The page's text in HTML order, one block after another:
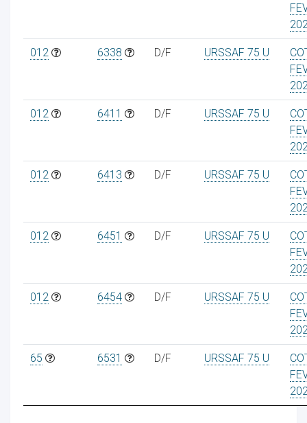
012 6338 D/F URSSAF 75 U
012 6411 D/F URSSAF 75 U
012 6413 D/F URSSAF 75 U
012 6451 D/F URSSAF 75 U
012 6454 D/F URSSAF 75 U
65 6531 D/F URSSAF 75 U